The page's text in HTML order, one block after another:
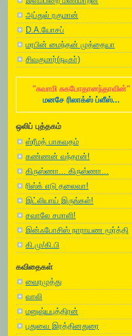
அப்துல் ரகுமான்
D.A.யோசப்
மரபின் மைந்தன் முத்தையா
சிவகுமார்(நடிகா்)
"சுவாமி சுகபோதானந்தாவின்"
மனசே ரிலாக்ஸ் ப்ளீஸ்...
ஒலிப் புத்தகம்
ஸ்ரீமத் பாகவதம்
கண்ணன் வந்தான்!
கிருஸ்ணா... கிருஸ்ணா...
ரிஸ்க் எடு தலைவா!
இட்லியாய் இருங்கள்!
சவாலே சமாளி!
இன்ஃபோசிஸ் நாராயண மூர்த்தி
கி.மு/கி.பி
கவிதைகள்
வைரமுத்து
வாலி
மனுஷ்யபுத்திரன்
புதுவை இரத்தினதுரை